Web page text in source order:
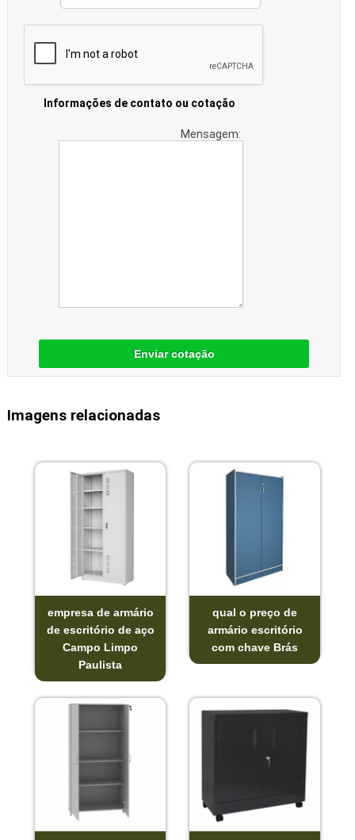
Informações de contato ou cotação
Mensagem:
Enviar cotação
Imagens relacionadas
empresa de armário
de escritório de aço
Campo Limpo
Paulista
qual o preço de
armário escritório
com chave Brás